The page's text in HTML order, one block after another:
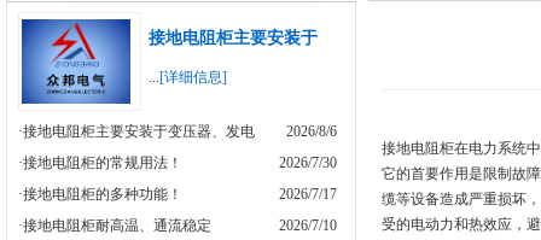
接地电阻柜主要安装于
...[详细信息]
·接地电阻柜主要安装于变压器、发电
2026/8/6
·接地电阻柜的常规用法！
2026/7/30
·接地电阻柜的多种功能！
2026/7/17
·接地电阻柜耐高温、通流稳定
2026/7/10
接地电阻柜在电力系统
它的首要作用是限制故
缆等设备造成严重损坏
受的电动力和热效应，